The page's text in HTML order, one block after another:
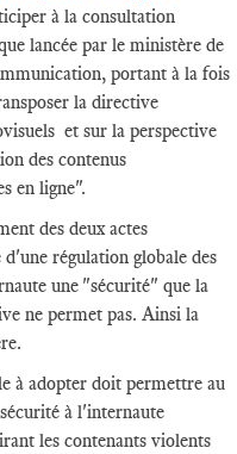
à la consultation
lancée par le ministère de
portant à la fois
la directive
et sur la perspective
des contenus
en ligne".
des deux actes
régulation globale des
une "sécurité" que la
ne permet pas. Ainsi la
à adopter doit permettre au
à l'internaute
les contenants violents